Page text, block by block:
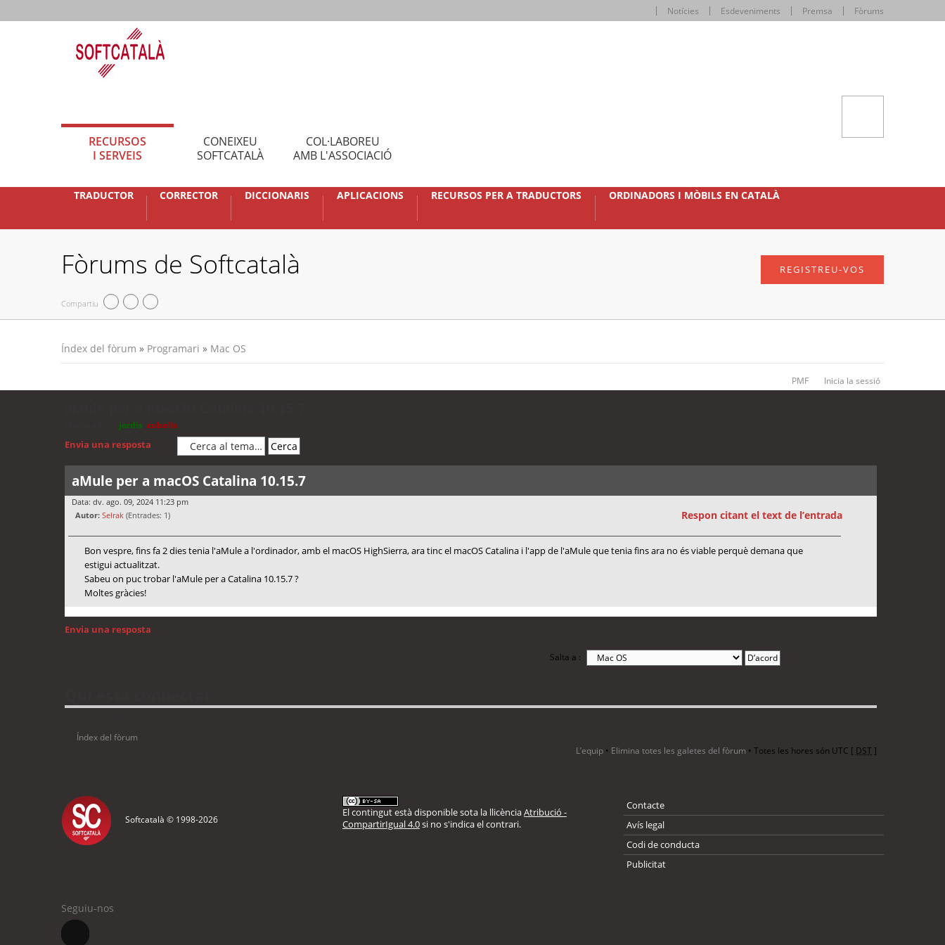
Notícies Esdeveniments Premsa Fòrums
RECURSOS
I SERVEIS
CONEIXEU
SOFTCATALÀ
COL·LABOREU
AMB L'ASSOCIACIÓ
TRADUCTOR CORRECTOR DICCIONARIS APLICACIONS RECURSOS PER A TRADUCTORS ORDINADORS I MÒBILS EN CATALÀ
Fòrums de Softcatalà
Compartiu
REGISTREU-VOS
Índex del fòrum » Programari » Mac OS
PMF Inicia la sessió
jordis cubells
Envia una resposta
aMule per a macOS Catalina 10.15.7
Data: dv. ago. 09, 2024 11:23 pm
Autor: Selrak (Entrades: 1) Respon citant el text de l’entrada
Bon vespre, fins fa 2 dies tenia l'aMule a l'ordinador, amb el macOS HighSierra, ara tinc el macOS Catalina i l'app de l'aMule que tenia fins ara no és viable perquè demana que
estigui actualitzat.
Sabeu on puc trobar l'aMule per a Catalina 10.15.7 ?
Moltes gràcies!
Envia una resposta
Salta a :
Índex del fòrum
L’equip • Elimina totes les galetes del fòrum • Totes les hores són UTC [ DST]
Softcatalà © 1998-2026
El contingut està disponible sota la llicènciaAtribució -
CompartirIgual 4.0si no s'indica el contrari.
Contacte
Avís legal
Codi de conducta
Publicitat
Seguiu-nos